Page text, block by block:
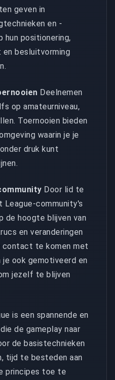
geven in
en -
hun positionering,
en besluitvorming
Deelnemen
op amateurniveau,
Toernooien bieden
waarin je je
druk kunt
Door lid te
League-community's
de hoogte blijven van
en veranderingen
contact te komen met
je ook gemotiveerd en
jezelf te blijven
is een spannende en
de gameplay naar
de basistechnieken
tijd te besteden aan
principes toe te